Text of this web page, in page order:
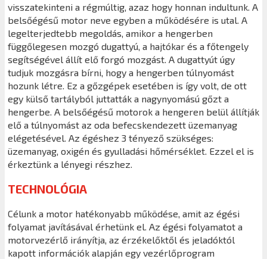
visszatekinteni a régmúltig, azaz hogy honnan indultunk. A
belsőégésű motor neve egyben a működésére is utal. A
legelterjedtebb megoldás, amikor a hengerben
függőlegesen mozgó dugattyú, a hajtókar és a főtengely
segítségével állít elő forgó mozgást. A dugattyút úgy
tudjuk mozgásra bírni, hogy a hengerben túlnyomást
hozunk létre. Ez a gőzgépek esetében is így volt, de ott
egy külső tartályból juttatták a nagynyomású gőzt a
hengerbe. A belsőégésű motorok a hengeren belül állítják
elő a túlnyomást az oda befecskendezett üzemanyag
elégetésével. Az égéshez 3 tényező szükséges:
üzemanyag, oxigén és gyulladási hőmérséklet. Ezzel el is
érkeztünk a lényegi részhez.
TECHNOLÓGIA
Célunk a motor hatékonyabb működése, amit az égési
folyamat javításával érhetünk el. Az égési folyamatot a
motorvezérlő irányítja, az érzékelőktől és jeladóktól
kapott információk alapján egy vezérlőprogram